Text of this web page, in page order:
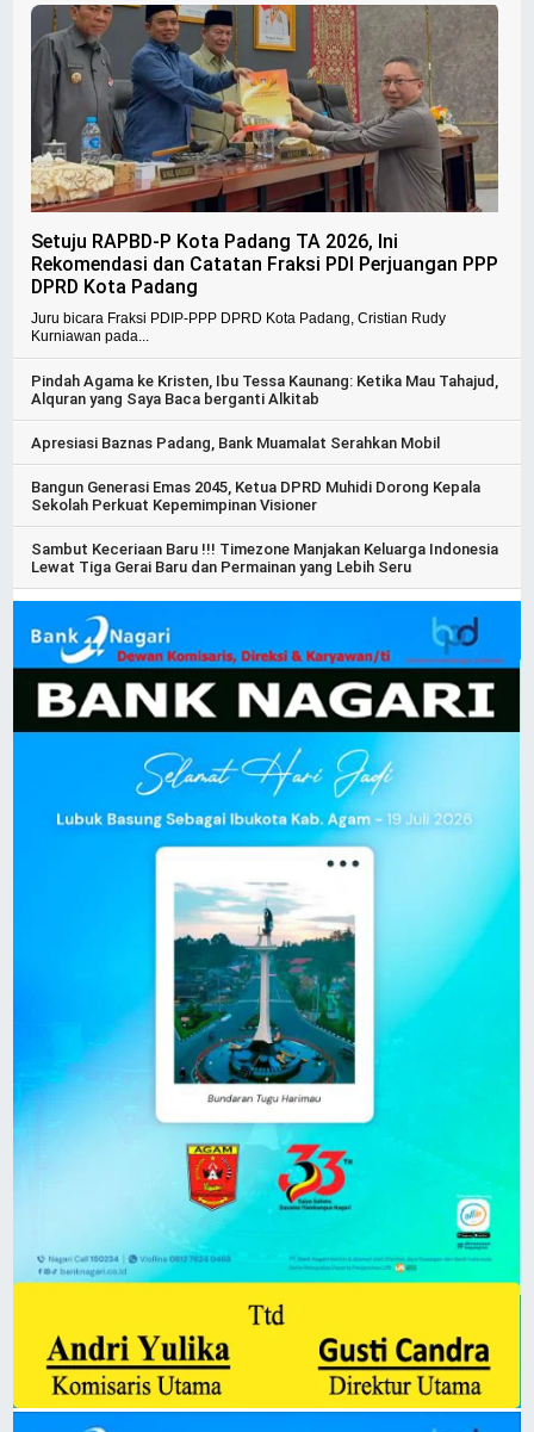
Setuju RAPBD-P Kota Padang TA 2026, Ini
Rekomendasi dan Catatan Fraksi PDI Perjuangan PPP
DPRD Kota Padang
Juru bicara Fraksi PDIP-PPP DPRD Kota Padang, Cristian Rudy
Kurniawan pada...
Pindah Agama ke Kristen, Ibu Tessa Kaunang: Ketika Mau Tahajud,
Alquran yang Saya Baca berganti Alkitab
Apresiasi Baznas Padang, Bank Muamalat Serahkan Mobil
Bangun Generasi Emas 2045, Ketua DPRD Muhidi Dorong Kepala
Sekolah Perkuat Kepemimpinan Visioner
Sambut Keceriaan Baru !!! Timezone Manjakan Keluarga Indonesia
Lewat Tiga Gerai Baru dan Permainan yang Lebih Seru